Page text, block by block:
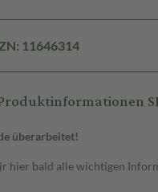
11646314
überarbeitet!
hier bald alle wichtigen